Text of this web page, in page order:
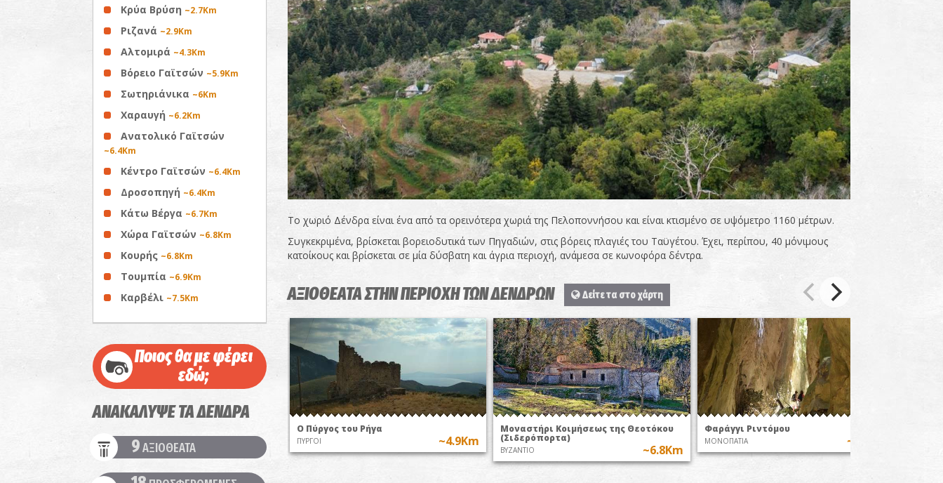
Κρύα Βρύση ~2.7Km
Ριζανά ~2.9Km
Αλτομιρά ~4.3Km
Βόρειο Γαϊτσών ~5.9Km
Σωτηριάνικα ~6Km
Χαραυγή ~6.2Km
Ανατολικό Γαϊτσών
~6.4Km
Κέντρο Γαϊτσών ~6.4Km
Δροσοπηγή ~6.4Km
Κάτω Βέργα ~6.7Km
Χώρα Γαϊτσών ~6.8Km
Κουρής ~6.8Km
Τουμπία ~6.9Km
Καρβέλι ~7.5Km
Ποιος θα με φέρει
εδώ;
ΑΝΑΚΑΛΥΨΕ ΤΑ ΔΕΝΔΡΑ
9ΑΞΙΟΘΕΑΤΑ
Το χωριό Δένδρα είναι ένα από τα ορεινότερα χωριά της Πελοποννήσου και είναι κτισμένο σε υψόμετρο 1160 μέτρων.
Συγκεκριμένα, βρίσκεται βορειοδυτικά των Πηγαδιών, στις βόρεις πλαγιές του Ταϋγέτου. Έχει, περίπου, 40 μόνιμους
κατοίκους και βρίσκεται σε μία δύσβατη και άγρια περιοχή, ανάμεσα σε κωνοφόρα δέντρα.
ΑΞΙΟΘΕΑΤΑ ΣΤΗΝ ΠΕΡΙΟΧΗ ΤΩΝ ΔΕΝΔΡΩΝ Δείτε τα στο χάρτη
O Πύργος του Ρήγα
ΠΥΡΓΟΙ ~4.9Km
Μοναστήρι Κοιμήσεως της Θεοτόκου
(Σιδερόπορτα)
ΒΥΖΑΝΤΙΟ ~6.8Km
Φαράγγι Ριντόμου
ΜΟΝΟΠΑΤΙΑ ~7.3Km